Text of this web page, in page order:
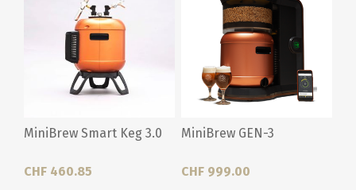
MiniBrew Smart Keg 3.0
CHF 460.85
MiniBrew GEN-3
CHF 999.00